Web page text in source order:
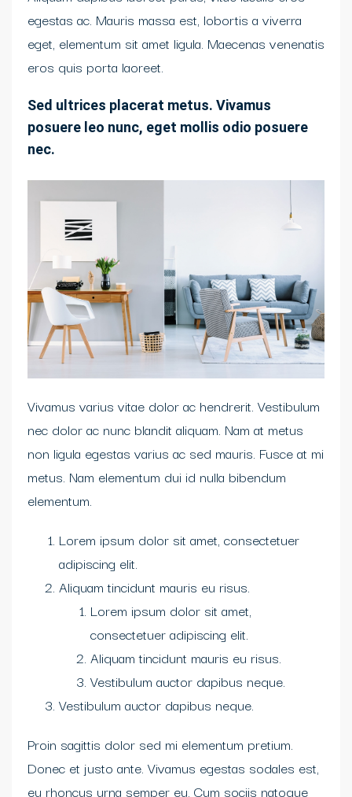
egestas ac. Mauris massa est, lobortis a viverra
eget, elementum sit amet ligula. Maecenas venenatis
eros quis porta laoreet.
Sed ultrices placerat metus. Vivamus
posuere leo nunc, eget mollis odio posuere
nec.
Vivamus varius vitae dolor ac hendrerit. Vestibulum
nec dolor ac nunc blandit aliquam. Nam at metus
non ligula egestas varius ac sed mauris. Fusce at mi
metus. Nam elementum dui id nulla bibendum
elementum.
Lorem ipsum dolor sit amet, consectetuer
adipiscing elit.
Aliquam tincidunt mauris eu risus.
Lorem ipsum dolor sit amet,
consectetuer adipiscing elit.
Aliquam tincidunt mauris eu risus.
Vestibulum auctor dapibus neque.
Vestibulum auctor dapibus neque.
Proin sagittis dolor sed mi elementum pretium.
Donec et justo ante. Vivamus egestas sodales est,
eu rhoncus urna semper eu. Cum sociis natoque